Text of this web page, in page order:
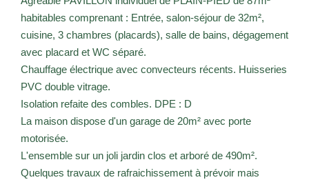
habitables comprenant : Entrée, salon-séjour de 32m²,
cuisine, 3 chambres (placards), salle de bains, dégagement
avec placard et WC séparé.
Chauffage électrique avec convecteurs récents. Huisseries
PVC double vitrage.
Isolation refaite des combles. DPE : D
La maison dispose d'un garage de 20m² avec porte
motorisée.
L'ensemble sur un joli jardin clos et arboré de 490m².
Quelques travaux de rafraichissement à prévoir mais